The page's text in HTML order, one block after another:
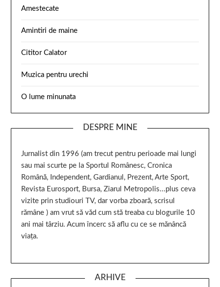
Amestecate
Amintiri de maine
Cititor Calator
Muzica pentru urechi
O lume minunata
DESPRE MINE
Jurnalist din 1996 (am trecut pentru perioade mai lungi
sau mai scurte pe la Sportul Românesc, Cronica
Română, Independent, Gardianul, Prezent, Arte Sport,
Revista Eurosport, Bursa, Ziarul Metropolis...plus ceva
vizite prin studiouri TV, dar vorba zboară, scrisul
rămâne ) am vrut să văd cum stă treaba cu blogurile 10
ani mai târziu. Acum încerc să aflu cu ce se mănâncă
viața.
ARHIVE